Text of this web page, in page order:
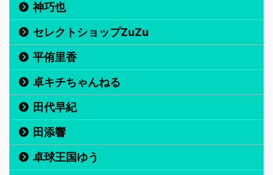
神巧也
セレクトショップZuZu
平侑里香
卓キチちゃんねる
田代早紀
田添響
卓球王国ゆう